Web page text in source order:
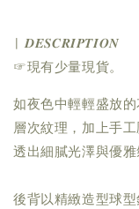
| 𝑫𝑬𝑺𝑪𝑹𝑰𝑷𝑻𝑰𝑶𝑵
☞現有少量現貨。
如夜色中輕輕盛放
層次紋理，加上手
透出細膩光澤與優雅
後背以精緻造型球